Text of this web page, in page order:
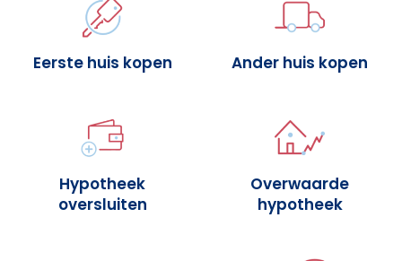
Eerste huis kopen Ander huis kopen
Hypotheek
oversluiten
Overwaarde
hypotheek